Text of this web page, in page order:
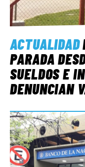
ACTUALIDAD
PARADA
SUELDOS E
DENUNCIAN